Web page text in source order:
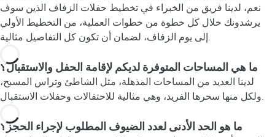
نعم، لدينا فريق من الخبراء في تخطيط حفلات الزفاف الذين سوف
يرشدونك خلال كل خطوة من خطوات العملية، من التخطيط الأولي
إلى يوم الزفاف، لضمان أن تكون كل التفاصيل مثالية.
ما هي المساحات المتوفرة لديكم لإقامة الحفل والاستقبال؟
لدينا العديد من المساحات المذهلة، مثل الشاطئ وتراس المسبح،
ولكل منها سحرها الفريد، وهي مثالية للاحتفالات وحفلات الاستقبال.
ما هو الحد الأدنى لعدد الضيوف المطلوب لإجراء الحجز؟